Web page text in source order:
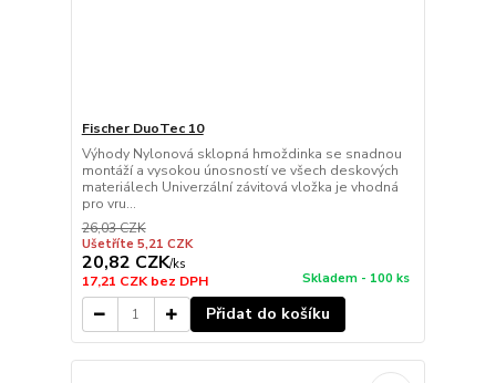
Fischer DuoTec 10
Výhody Nylonová sklopná hmoždinka se snadnou
montáží a vysokou únosností ve všech deskových
materiálech Univerzální závitová vložka je vhodná
pro vru...
26,03 CZK
Ušetříte 5,21 CZK
20,82 CZK/ks
17,21 CZKbez DPH Skladem - 100 ks
Přidat do košíku